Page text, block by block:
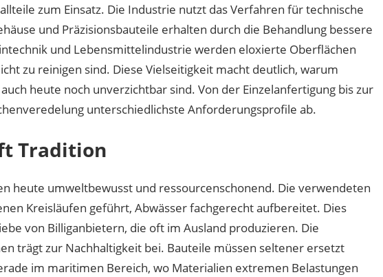
zum Einsatz. Die Industrie nutzt das Verfahren für technische
und Präzisionsbauteile erhalten durch die Behandlung bessere
und Lebensmittelindustrie werden eloxierte Oberflächen
zu reinigen sind. Diese Vielseitigkeit macht deutlich, warum
heute noch unverzichtbar sind. Von der Einzelanfertigung bis zur
unterschiedlichste Anforderungsprofile ab.
Tradition
heute umweltbewusst und ressourcenschonend. Die verwendeten
Kreisläufen geführt, Abwässer fachgerecht aufbereitet. Dies
von Billiganbietern, die oft im Ausland produzieren. Die
trägt zur Nachhaltigkeit bei. Bauteile müssen seltener ersetzt
im maritimen Bereich, wo Materialien extremen Belastungen